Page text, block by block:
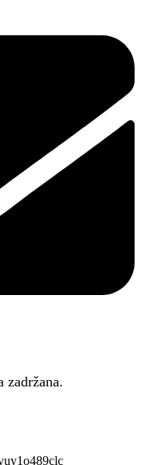
zadržana.